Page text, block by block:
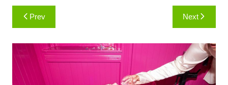
Навигация
Prev Next